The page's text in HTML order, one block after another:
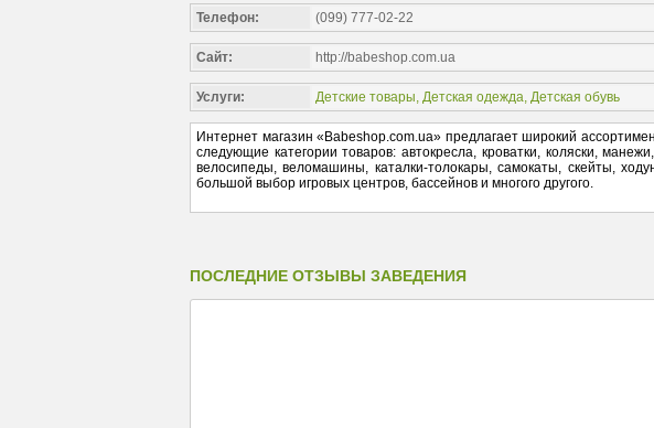
Телефон: (099) 777-02-22
Сайт: http://babeshop.com.ua
Услуги: Детские товары, Детская одежда, Детская обувь
Интернет магазин «Babeshop.com.ua» предлагает широкий
следующие категории товаров: автокресла, кроватки, коляски,
велосипеды, веломашины, каталки-толокары, самокаты, скейты,
большой выбор игровых центров, бассейнов и многого другого.
ПОСЛЕДНИЕ ОТЗЫВЫ ЗАВЕДЕНИЯ